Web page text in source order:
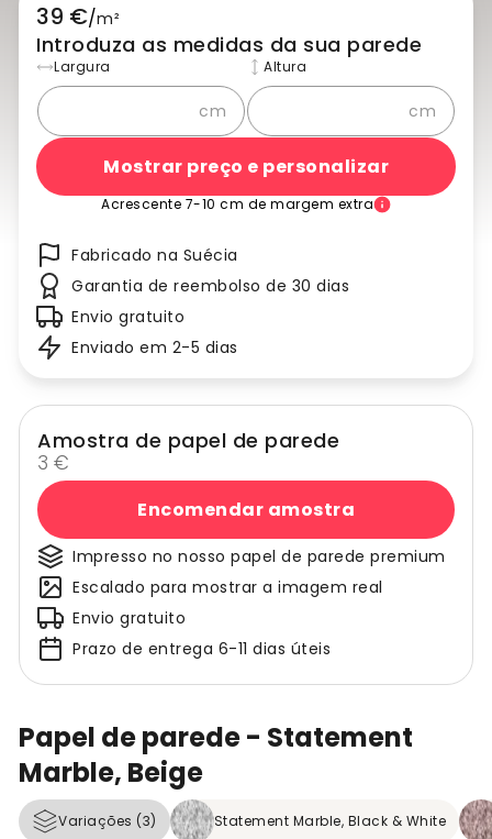
Papel de parede - Statement
Marble, Beige
Variações (3) Statement Marble, Black & White
39 €/m²
Introduza as medidas da sua parede
Largura
cm
Altura
cm
Mostrar preço e personalizar
Acrescente 7-10 cm de margem extra
Fabricado na Suécia
Garantia de reembolso de 30 dias
Envio gratuito
Enviado em 2-5 dias
Amostra de papel de parede
3 €
Encomendar amostra
Impresso no nosso papel de parede premium
Escalado para mostrar a imagem real
Envio gratuito
Prazo de entrega 6-11 dias úteis